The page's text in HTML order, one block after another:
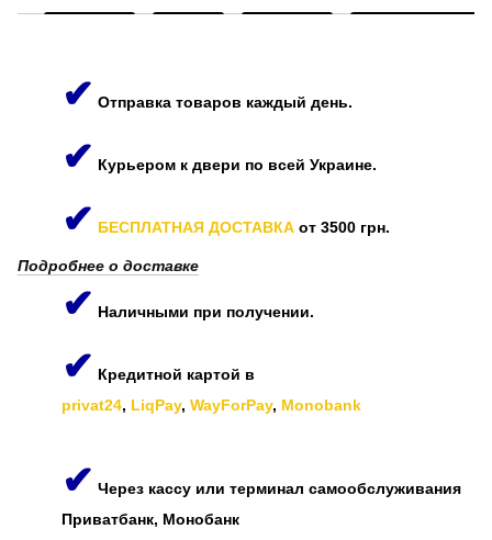
✔ Отправка товаров каждый день.
✔ Курьером к двери по всей Украине.
✔ БЕСПЛАТНАЯ ДОСТАВКА от 3500 грн.
Подробнее о доставке
✔ Наличными при получении.
✔ Кредитной картой в
privat24, LiqPay, WayForPay, Monobank
✔ Через кассу или терминал самообслуживания
Приватбанк, Монобанк